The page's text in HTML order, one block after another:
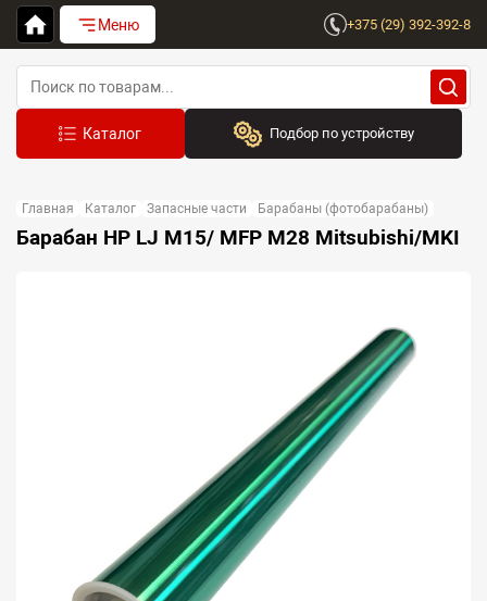
Меню +375 (29) 392-392-8
Подбор по устройству
Выберите бренд
Главная Каталог Запасные части Барабаны (фотобарабаны)
Барабан HP LJ M15/ MFP M28 Mitsubishi/MKI